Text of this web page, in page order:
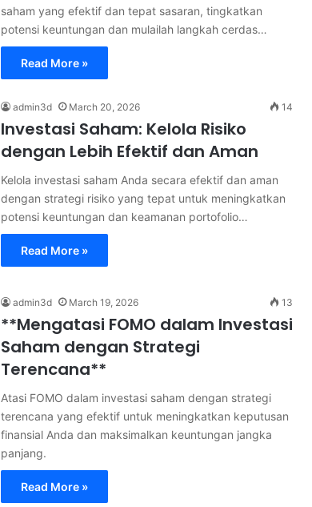
saham yang efektif dan tepat sasaran, tingkatkan
potensi keuntungan dan mulailah langkah cerdas…
Read More »
admin3d March 20, 2026 14
Investasi Saham: Kelola Risiko
dengan Lebih Efektif dan Aman
Kelola investasi saham Anda secara efektif dan aman
dengan strategi risiko yang tepat untuk meningkatkan
potensi keuntungan dan keamanan portofolio…
Read More »
admin3d March 19, 2026 13
**Mengatasi FOMO dalam Investasi
Saham dengan Strategi
Terencana**
Atasi FOMO dalam investasi saham dengan strategi
terencana yang efektif untuk meningkatkan keputusan
finansial Anda dan maksimalkan keuntungan jangka
panjang.
Read More »